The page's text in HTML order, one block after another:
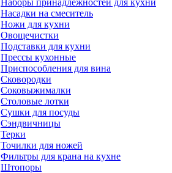
Наборы принадлежностей для кухни
Насадки на смеситель
Ножи для кухни
Овощечистки
Подставки для кухни
Прессы кухонные
Приспособления для вина
Сковородки
Соковыжималки
Столовые лотки
Сушки для посуды
Сэндвичницы
Терки
Точилки для ножей
Фильтры для крана на кухне
Штопоры